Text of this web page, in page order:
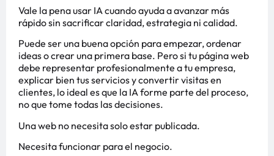
Vale la pena usar IA cuando ayuda a avanzar más
rápido sin sacrificar claridad, estrategia ni calidad.
Puede ser una buena opción para empezar, ordenar
ideas o crear una primera base. Pero si tu página web
debe representar profesionalmente a tu empresa,
explicar bien tus servicios y convertir visitas en
clientes, lo ideal es que la IA forme parte del proceso,
no que tome todas las decisiones.
Una web no necesita solo estar publicada.
Necesita funcionar para el negocio.